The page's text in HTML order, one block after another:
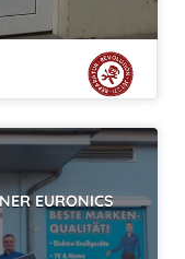
EURONICS